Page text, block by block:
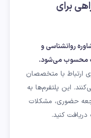
برای
روانشناسی و
محسوب می‌شود.
ارتباط با متخصصان
این پلتفرم‌ها به
حضوری، مشکلات
کنید.